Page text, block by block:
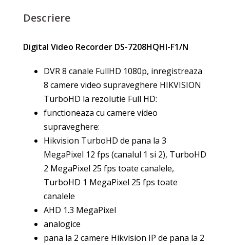
Descriere
Digital Video Recorder DS-7208HQHI-F1/N
DVR 8 canale FullHD 1080p, inregistreaza
8 camere video supraveghere HIKVISION
TurboHD la rezolutie Full HD:
functioneaza cu camere video
supraveghere:
Hikvision TurboHD de pana la 3
MegaPixel 12 fps (canalul 1 si 2), TurboHD
2 MegaPixel 25 fps toate canalele,
TurboHD 1 MegaPixel 25 fps toate
canalele
AHD 1.3 MegaPixel
analogice
pana la 2 camere Hikvision IP de pana la 2